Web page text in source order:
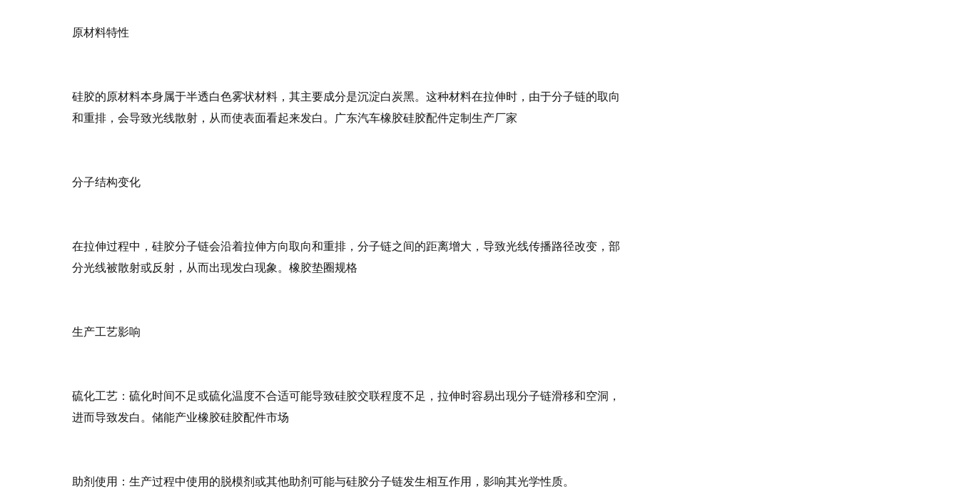
原材料特性
硅胶的原材料本身属于半透白色雾状材料，其主要成分是沉淀白炭黑。这种材料在拉伸时，由于分子链的取向
和重排，会导致光线散射，从而使表面看起来发白。广东汽车橡胶硅胶配件定制生产厂家
分子结构变化
在拉伸过程中，硅胶分子链会沿着拉伸方向取向和重排，分子链之间的距离增大，导致光线传播路径改变，部
分光线被散射或反射，从而出现发白现象。橡胶垫圈规格
生产工艺影响
硫化工艺：硫化时间不足或硫化温度不合适可能导致硅胶交联程度不足，拉伸时容易出现分子链滑移和空洞，
进而导致发白。储能产业橡胶硅胶配件市场
助剂使用：生产过程中使用的脱模剂或其他助剂可能与硅胶分子链发生相互作用，影响其光学性质。